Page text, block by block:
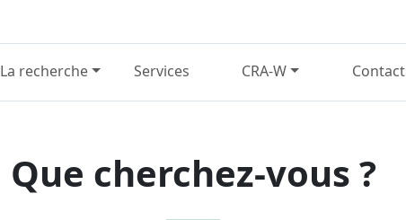
La recherche Services CRA-W Contact
Que cherchez-vous ?